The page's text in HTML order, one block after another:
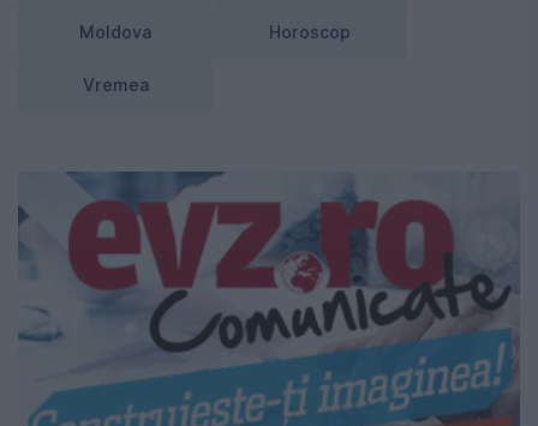
Moldova Horoscop
Vremea